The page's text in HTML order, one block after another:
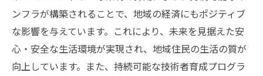
ンフラが構築されることで、地域の経済にもポジティブ
な影響を与えています。これにより、未来を見据えた安
心・安全な生活環境が実現され、地域住民の生活の質が
向上しています。また、持続可能な技術者育成プログラ